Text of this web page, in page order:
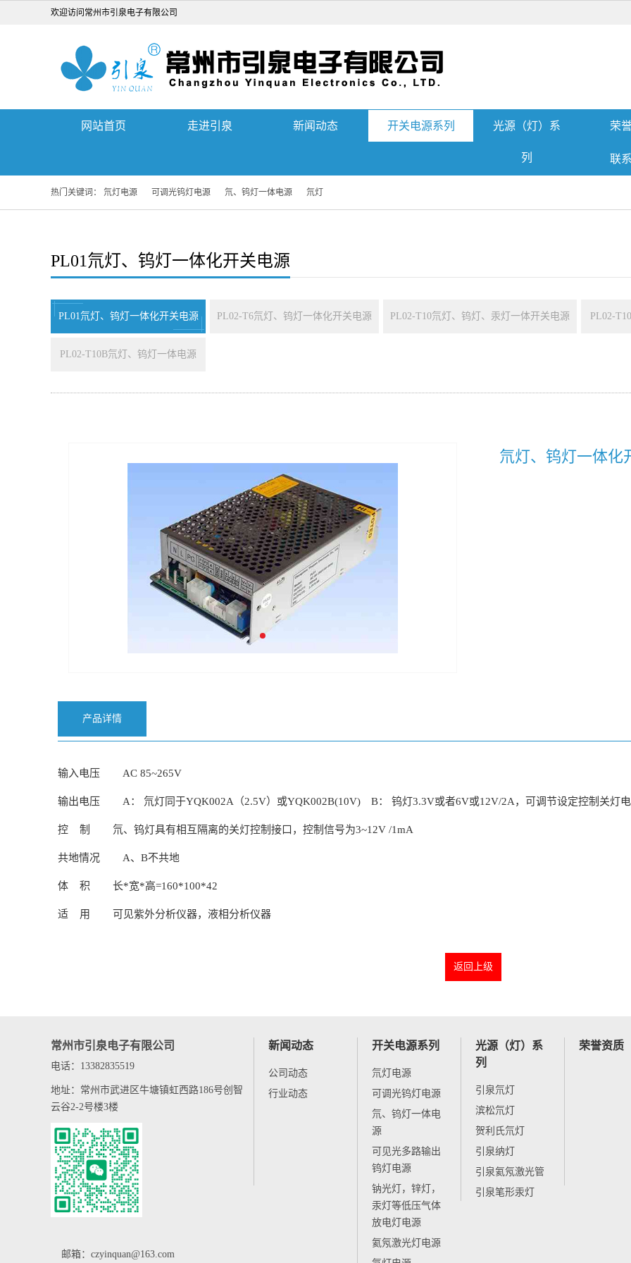
欢迎访问常州市引泉电子有限公司
网站首页 走进引泉 新闻动态 开关电源系列 光源（灯）系
列
荣
联
热门关键词： 氘灯电源 可调光钨灯电源 氘、钨灯一体电源 氘灯
PL01氘灯、钨灯一体化开关电源
PL01氘灯、钨灯一体化开关电源 PL02-T6氘灯、钨灯一体化开关电源 PL02-T10氘灯、钨灯、汞灯一体开关电源 PL02-
PL02-T10B氘灯、钨灯一体电源
氘灯、钨灯一体化
产品详情
输入电压 AC 85~265V
输出电压 A： 氘灯同于YQK002A（2.5V）或YQK002B(10V) B： 钨灯3.3V或者6V或12V/2A，可调节设定控制关灯
控 制 氘、钨灯具有相互隔离的关灯控制接口，控制信号为3~12V /1mA
共地情况 A、B不共地
体 积 长*宽*高=160*100*42
适 用 可见紫外分析仪器，液相分析仪器
返回上级
常州市引泉电子有限公司
电话：13382835519
地址：常州市武进区牛塘镇虹西路186号创智
云谷2-2号楼3楼
邮箱：czyinquan@163.com
新闻动态
公司动态
行业动态
开关电源系列
氘灯电源
可调光钨灯电源
氘、钨灯一体电
源
可见光多路输出
钨灯电源
钠光灯，锌灯，
汞灯等低压气体
放电灯电源
氦氖激光灯电源
光源（灯）系
列
引泉氘灯
滨松氘灯
贺利氏氘灯
引泉纳灯
引泉氦氖激光管
引泉笔形汞灯
荣誉资质